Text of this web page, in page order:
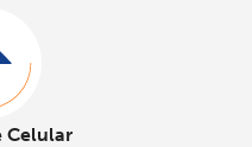
Celular